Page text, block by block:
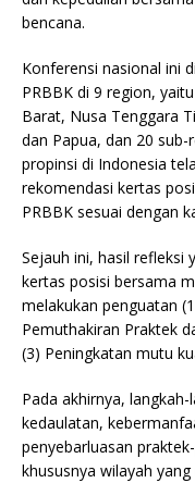
bencana.
Konferensi nasional ini
PRBBK di 9 region,
Barat, Nusa Tenggara
dan Papua, dan 20
propinsi di Indonesia
rekomendasi kertas
PRBBK sesuai dengan
Sejauh ini, hasil refleksi
kertas posisi bersama
melakukan penguatan
Pemuthakiran Praktek
(3) Peningkatan mutu
Pada akhirnya,
kedaulatan,
penyebarluasan
khususnya wilayah